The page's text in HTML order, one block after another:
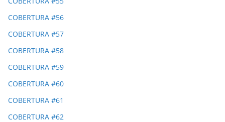
COBERTURA #56
COBERTURA #57
COBERTURA #58
COBERTURA #59
COBERTURA #60
COBERTURA #61
COBERTURA #62